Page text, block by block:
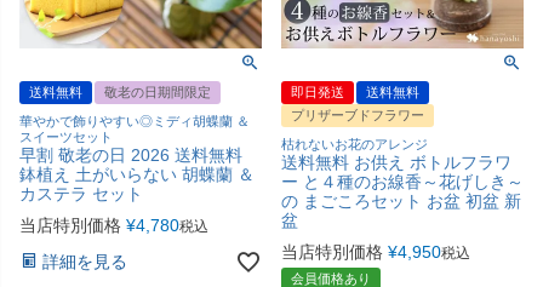
送料無料
敬老の日期間限定
華やかで飾りやすい◎ミディ胡蝶蘭 ＆
スイーツセット
早割 敬老の日 2026 送料無料
鉢植え 土がいらない 胡蝶蘭 ＆
カステラ セット
当店特別価格 ¥4,780税込
詳細を見る
即日発送
送料無料
プリザーブドフラワー
枯れないお花のアレンジ
送料無料 お供え ボトルフラワ
ー と４種のお線香～花げしき～
の まごころセット お盆 初盆 新
盆
当店特別価格 ¥4,950税込
会員価格あり